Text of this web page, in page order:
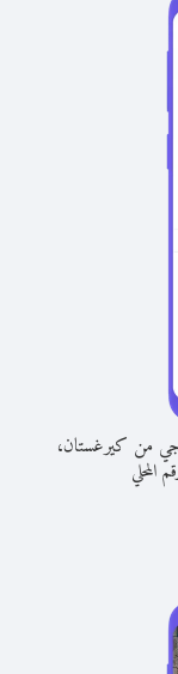
من كيرغستان،
المحلي